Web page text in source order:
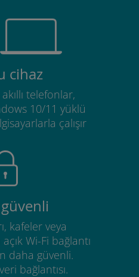
cihaz
telefonlar,
10/11 yüklü
çalışır
kafeler veya
Wi-Fi bağlantı
daha güvenli.
bağlantısı.